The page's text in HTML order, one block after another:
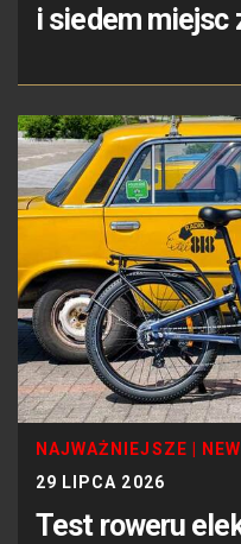
i siedem miejsc
NAJWAŻNIEJSZE
29 LIPCA 2026
Test roweru